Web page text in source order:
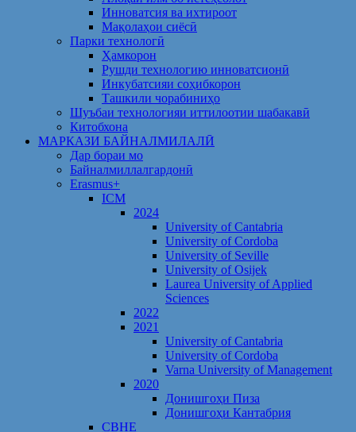
Инноватсия ва ихтироот
Мақолаҳои сиёсӣ
Парки технологӣ
Ҳамкорон
Рушди технологию инноватсионӣ
Инкубатсияи соҳибкорон
Ташкили чорабиниҳо
Шуъбаи технологияи иттилоотии шабакавӣ
Китобхона
МАРКАЗИ БАЙНАЛМИЛАЛӢ
Дар бораи мо
Байналмиллалгардонӣ
Erasmus+
ICM
2024
University of Cantabria
University of Cordoba
University of Seville
University of Osijek
Laurea University of Applied
Sciences
2022
2021
University of Cantabria
University of Cordoba
Varna University of Management
2020
Донишгоҳи Пиза
Донишгоҳи Кантабрия
CBHE